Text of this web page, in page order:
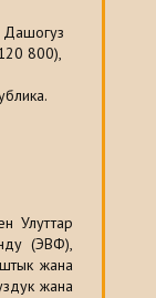
Дашогуз
800),
Улуттар
(ЭВФ),
жана
жана